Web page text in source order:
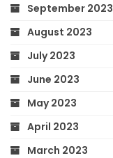
September 2023
August 2023
July 2023
June 2023
May 2023
April 2023
March 2023